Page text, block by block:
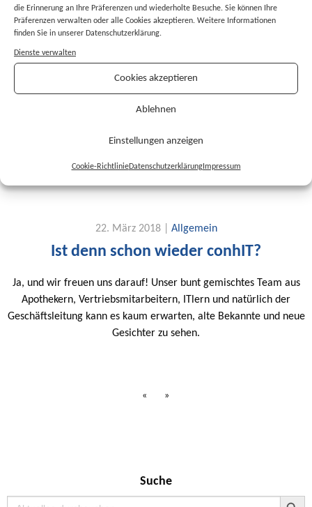
die Erinnerung an Ihre Präferenzen und wiederholte Besuche. Sie können Ihre
Präferenzen verwalten oder alle Cookies akzeptieren. Weitere Informationen
finden Sie in unserer Datenschutzerklärung.
Dienste verwalten
Cookies akzeptieren
Ablehnen
Einstellungen anzeigen
Cookie-RichtlinieDatenschutzerklärungImpressum
7. Juni 2018 |Allgemein
Arzneimitteltherapiesicherheit
Teilnehmern beim BASF Firmencup am Hockenheimring
sondern auch sportlich sind.
22. März 2018 | Allgemein
Ist denn schon wieder conhIT?
Ja, und wir freuen uns darauf! Unser bunt gemischtes Team aus
Apothekern, Vertriebsmitarbeitern, ITlern und natürlich der
Geschäftsleitung kann es kaum erwarten, alte Bekannte und neue
Gesichter zu sehen.
« »
Suche
Search
Search Button